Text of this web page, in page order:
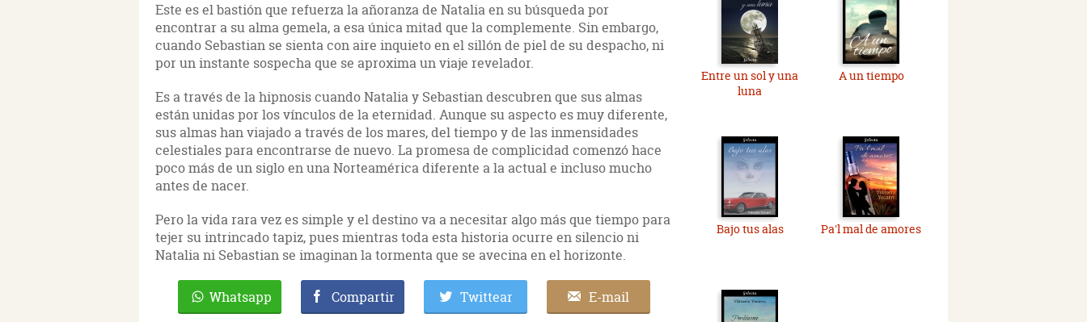
Este es el bastión que refuerza la añoranza de Natalia en su búsqueda por
encontrar a su alma gemela, a esa única mitad que la complemente. Sin embargo,
cuando Sebastian se sienta con aire inquieto en el sillón de piel de su despacho, ni
por un instante sospecha que se aproxima un viaje revelador.
Es a través de la hipnosis cuando Natalia y Sebastian descubren que sus almas
están unidas por los vínculos de la eternidad. Aunque su aspecto es muy diferente,
sus almas han viajado a través de los mares, del tiempo y de las inmensidades
celestiales para encontrarse de nuevo. La promesa de complicidad comenzó hace
poco más de un siglo en una Norteamérica diferente a la actual e incluso mucho
antes de nacer.
Pero la vida rara vez es simple y el destino va a necesitar algo más que tiempo para
tejer su intrincado tapiz, pues mientras toda esta historia ocurre en silencio ni
Natalia ni Sebastian se imaginan la tormenta que se avecina en el horizonte.
Whatsapp Compartir Twittear E-mail
Entre un sol y una
luna
A un tiempo
Bajo tus alas Pa'l mal de amores